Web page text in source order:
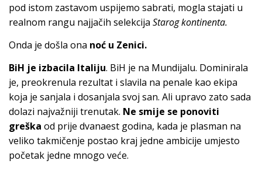
pod istom zastavom uspijemo sabrati, mogla stajati u
realnom rangu najjačih selekcija Starog kontinenta.
Onda je došla ona noć u Zenici.
BiH je izbacila Italiju. BiH je na Mundijalu. Dominirala
je, preokrenula rezultat i slavila na penale kao ekipa
koja je sanjala i dosanjala svoj san. Ali upravo zato sada
dolazi najvažniji trenutak. Ne smije se ponoviti
greška od prije dvanaest godina, kada je plasman na
veliko takmičenje postao kraj jedne ambicije umjesto
početak jedne mnogo veće.